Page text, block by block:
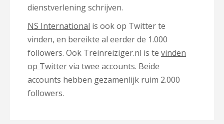
dienstverlening schrijven.
NS International is ook op Twitter te
vinden, en bereikte al eerder de 1.000
followers. Ook Treinreiziger.nl is te vinden
op Twittervia twee accounts. Beide
accounts hebben gezamenlijk ruim 2.000
followers.